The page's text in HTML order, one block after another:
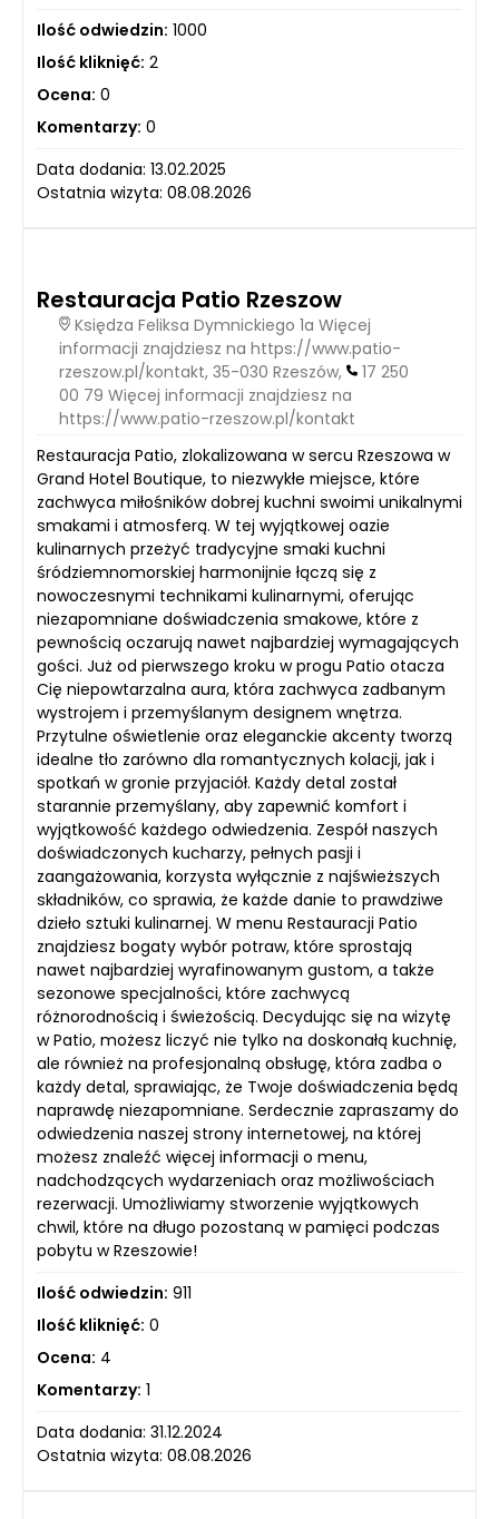
Ilość odwiedzin: 1000
Ilość kliknięć: 2
Ocena: 0
Komentarzy: 0
Data dodania: 13.02.2025
Ostatnia wizyta: 08.08.2026
Restauracja Patio Rzeszow
Księdza Feliksa Dymnickiego 1a Więcej
informacji znajdziesz na https://www.patio-
rzeszow.pl/kontakt, 35-030 Rzeszów,
17 250
00 79 Więcej informacji znajdziesz na
https://www.patio-rzeszow.pl/kontakt
Restauracja Patio, zlokalizowana w sercu Rzeszowa w
Grand Hotel Boutique, to niezwykłe miejsce, które
zachwyca miłośników dobrej kuchni swoimi unikalnymi
smakami i atmosferą. W tej wyjątkowej oazie
kulinarnych przeżyć tradycyjne smaki kuchni
śródziemnomorskiej harmonijnie łączą się z
nowoczesnymi technikami kulinarnymi, oferując
niezapomniane doświadczenia smakowe, które z
pewnością oczarują nawet najbardziej wymagających
gości. Już od pierwszego kroku w progu Patio otacza
Cię niepowtarzalna aura, która zachwyca zadbanym
wystrojem i przemyślanym designem wnętrza.
Przytulne oświetlenie oraz eleganckie akcenty tworzą
idealne tło zarówno dla romantycznych kolacji, jak i
spotkań w gronie przyjaciół. Każdy detal został
starannie przemyślany, aby zapewnić komfort i
wyjątkowość każdego odwiedzenia. Zespół naszych
doświadczonych kucharzy, pełnych pasji i
zaangażowania, korzysta wyłącznie z najświeższych
składników, co sprawia, że każde danie to prawdziwe
dzieło sztuki kulinarnej. W menu Restauracji Patio
znajdziesz bogaty wybór potraw, które sprostają
nawet najbardziej wyrafinowanym gustom, a także
sezonowe specjalności, które zachwycą
różnorodnością i świeżością. Decydując się na wizytę
w Patio, możesz liczyć nie tylko na doskonałą kuchnię,
ale również na profesjonalną obsługę, która zadba o
każdy detal, sprawiając, że Twoje doświadczenia będą
naprawdę niezapomniane. Serdecznie zapraszamy do
odwiedzenia naszej strony internetowej, na której
możesz znaleźć więcej informacji o menu,
nadchodzących wydarzeniach oraz możliwościach
rezerwacji. Umożliwiamy stworzenie wyjątkowych
chwil, które na długo pozostaną w pamięci podczas
pobytu w Rzeszowie!
Ilość odwiedzin: 911
Ilość kliknięć: 0
Ocena: 4
Komentarzy: 1
Data dodania: 31.12.2024
Ostatnia wizyta: 08.08.2026